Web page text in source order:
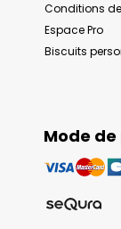
Conditions
Espace Pro
Biscuits
Mode